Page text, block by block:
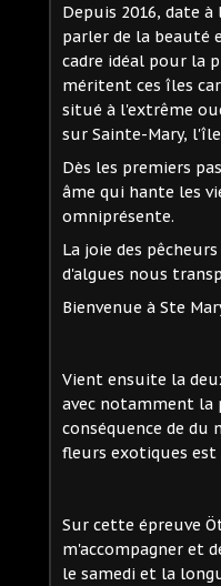
Depuis 2016, date
parler de la beauté
cadre idéal pour la
méritent ces îles
situé à l'extrême
sur Sainte-Mary,
Dès les premiers
âme qui hante les
omniprésente.
La joie des
d'algues nous
Bienvenue à Ste
Vient ensuite la
avec notamment la
conséquence de
fleurs exotiques
Sur cette épreuve
m'accompagner et
le samedi et la